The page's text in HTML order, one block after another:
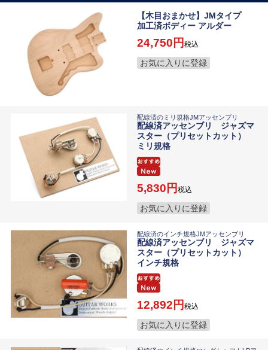
【木目おまかせ】JMタイプ
加工済ボディー アルダー
24,750 税込
お気に入りに登録
配線済のミリ規格JMアッセンブリ
配線済アッセンブリ ジャズマ
スター（プリセットカット）
ミリ規格
5,830 税込
お気に入りに登録
配線済のインチ規格JMアッセンブリ
配線済アッセンブリ ジャズマ
スター（プリセットカット）
インチ規格
12,892 税込
お気に入りに登録